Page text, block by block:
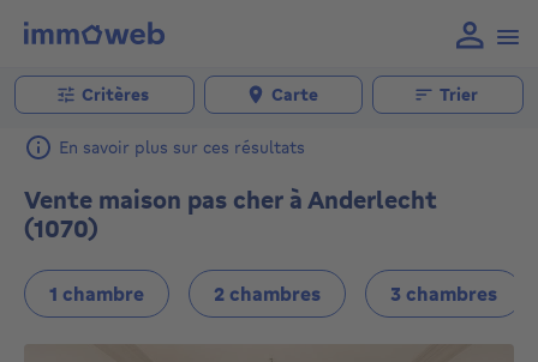
Critères Carte Trier
En savoir plus sur ces résultats
Vente maison pas cher à Anderlecht
(1070)
1 chambre 2 chambres 3 chambres